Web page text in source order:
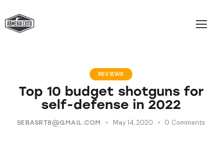
REVIEWS
Top 10 budget shotguns for
self-defense in 2022
SEBASRT8@GMAIL.COM May 14, 2020 0 Comments